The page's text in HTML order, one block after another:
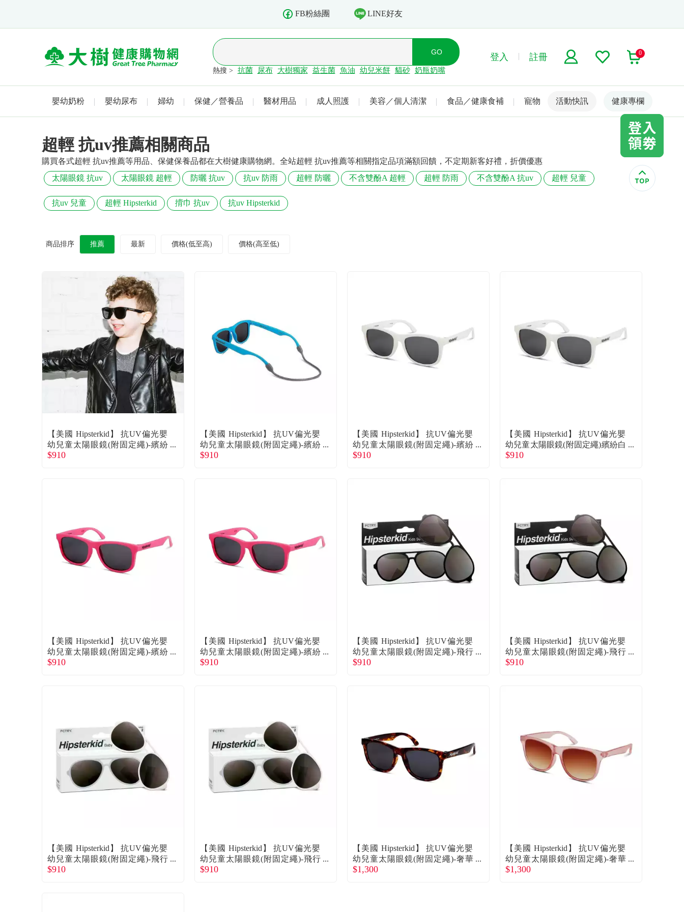
FB粉絲團 LINE好友
熱搜 > 抗菌 尿布 大樹獨家 益生菌 魚油 幼兒米餅 貓砂 奶瓶奶嘴
登入 註冊 0
嬰幼奶粉 嬰幼尿布 婦幼 保健／營養品 醫材用品 成人照護 美容／個人清潔 食品／健康食補 寵物 名人嚴選
活動快訊 健康專欄
超輕 抗uv推薦相關商品
購買各式超輕 抗uv推薦等用品、保健保養品都在大樹健康購物網。全站超輕 抗uv推薦等相關指定品項滿額回饋，不定期新客好禮，折價優惠
太陽眼鏡 抗uv
太陽眼鏡 超輕 防曬 抗uv 抗uv 防雨 超輕 防曬 不含雙酚A 超輕 超輕 防雨 不含雙酚A 抗uv 超輕 兒童
抗uv 兒童 超輕 Hipsterkid 揹巾 抗uv 抗uv Hipsterkid
商品排序 推薦 最新 價格(低至高) 價格(高至低)
【美國 Hipsterkid】 抗UV偏光嬰
幼兒童太陽眼鏡(附固定繩)-繽紛
黑0-2歲 廠商直送
$910
【美國 Hipsterkid】 抗UV偏光嬰
幼兒童太陽眼鏡(附固定繩)-繽紛
藍0-2歲 廠商直送
$910
【美國 Hipsterkid】 抗UV偏光嬰
幼兒童太陽眼鏡(附固定繩)-繽紛
白0-2歲 廠商直送
$910
【美國 Hipsterkid】 抗UV偏光嬰
幼兒童太陽眼鏡(附固定繩)繽紛白
36歲 廠商直送
$910
【美國 Hipsterkid】 抗UV偏光嬰
幼兒童太陽眼鏡(附固定繩)-繽紛
桃0-2歲 廠商直送
$910
【美國 Hipsterkid】 抗UV偏光嬰
幼兒童太陽眼鏡(附固定繩)-繽紛
桃3-6歲 廠商直送
$910
【美國 Hipsterkid】 抗UV偏光嬰
幼兒童太陽眼鏡(附固定繩)-飛行
員黑0-2歲 廠商直送
$910
【美國 Hipsterkid】 抗UV偏光嬰
幼兒童太陽眼鏡(附固定繩)-飛行
員黑3-6歲 廠商直送
$910
【美國 Hipsterkid】 抗UV偏光嬰
幼兒童太陽眼鏡(附固定繩)-飛行
員白0-2歲 廠商直送
$910
【美國 Hipsterkid】 抗UV偏光嬰
幼兒童太陽眼鏡(附固定繩)-飛行
員白3-6歲 廠商直送
$910
【美國 Hipsterkid】 抗UV偏光嬰
幼兒童太陽眼鏡(附固定繩)-奢華
玳瑁0-2歲 廠商直送
$1,300
【美國 Hipsterkid】 抗UV偏光嬰
幼兒童太陽眼鏡(附固定繩)-奢華
玫瑰0-2歲 廠商直送
$1,300